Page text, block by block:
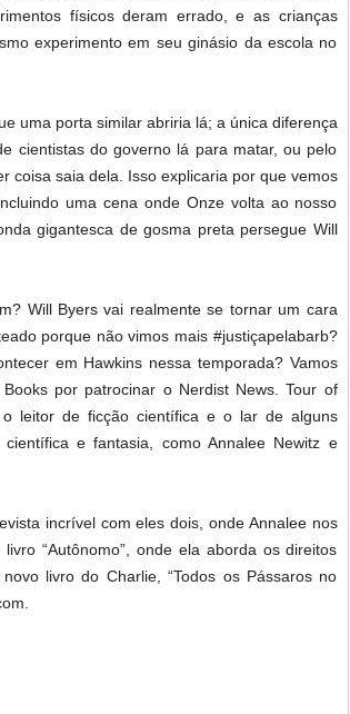
físicos deram errado, e as crianças
experimento em seu ginásio da escola no
uma porta similar abriria lá; a única diferença
cientistas do governo lá para matar, ou pelo
coisa saia dela. Isso explicaria por que vemos
uma cena onde Onze volta ao nosso
gigantesca de gosma preta persegue Will
Will Byers vai realmente se tornar um cara
porque não vimos mais #justiçapelabarb?
em Hawkins nessa temporada? Vamos
por patrocinar o Nerdist News. Tour of
leitor de ficção científica e o lar de alguns
e fantasia, como Annalee Newitz e
incrível com eles dois, onde Annalee nos
“Autônomo”, onde ela aborda os direitos
livro do Charlie, “Todos os Pássaros no